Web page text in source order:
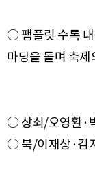
○ 팸플릿 수록
○ 상쇠/오영환·